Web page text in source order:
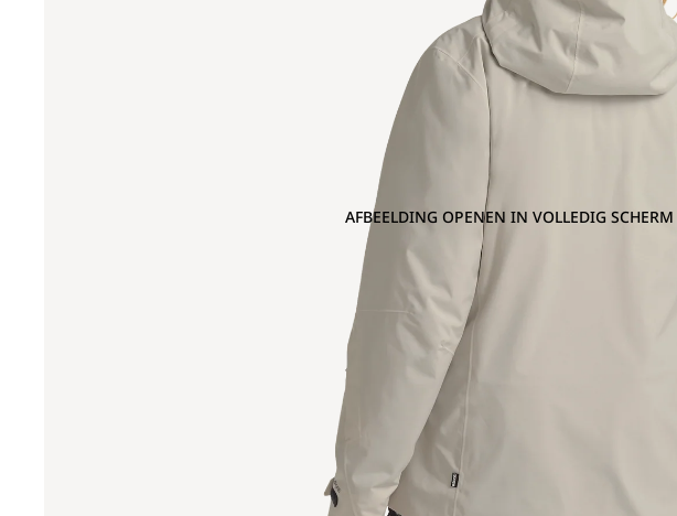
AFBEELDING OPENEN IN VOLLEDIG SCHERM